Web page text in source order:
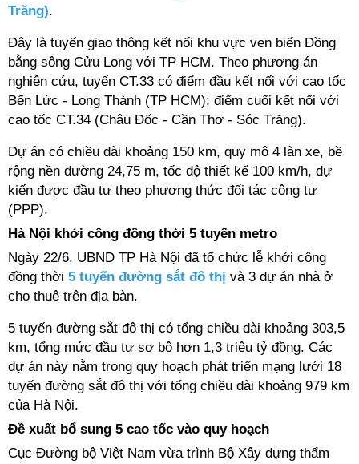
Trăng).
Đây là tuyến giao thông kết nối khu vực ven biển Đồng
bằng sông Cửu Long với TP HCM. Theo phương án
nghiên cứu, tuyến CT.33 có điểm đầu kết nối với cao tốc
Bến Lức - Long Thành (TP HCM); điểm cuối kết nối với
cao tốc CT.34 (Châu Đốc - Cần Thơ - Sóc Trăng).
Dự án có chiều dài khoảng 150 km, quy mô 4 làn xe, bề
rộng nền đường 24,75 m, tốc độ thiết kế 100 km/h, dự
kiến được đầu tư theo phương thức đối tác công tư
(PPP).
Hà Nội khởi công đồng thời 5 tuyến metro
Ngày 22/6, UBND TP Hà Nội đã tổ chức lễ khởi công
đồng thời 5 tuyến đường sắt đô thị và 3 dự án nhà ở
cho thuê trên địa bàn.
5 tuyến đường sắt đô thị có tổng chiều dài khoảng 303,5
km, tổng mức đầu tư sơ bộ hơn 1,3 triệu tỷ đồng. Các
dự án này nằm trong quy hoạch phát triển mạng lưới 18
tuyến đường sắt đô thị với tổng chiều dài khoảng 979 km
của Hà Nội.
Đề xuất bổ sung 5 cao tốc vào quy hoạch
Cục Đường bộ Việt Nam vừa trình Bộ Xây dựng thẩm